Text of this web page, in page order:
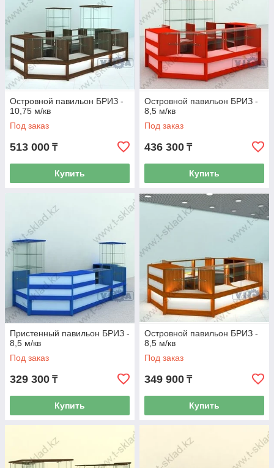
Островной павильон БРИЗ -
10,75 м/кв
Под заказ
513 000 ₸
Купить
Островной павильон БРИЗ -
8,5 м/кв
Под заказ
436 300 ₸
Купить
Пристенный павильон БРИЗ -
8,5 м/кв
Под заказ
329 300 ₸
Купить
Островной павильон БРИЗ -
8,5 м/кв
Под заказ
349 900 ₸
Купить